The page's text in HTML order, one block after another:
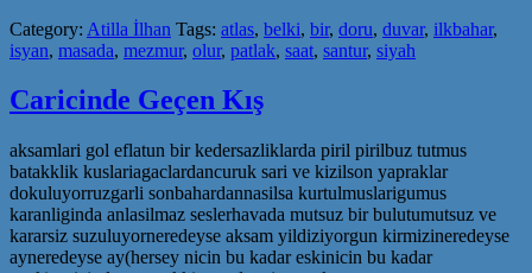
Category: Atilla İlhan Tags: atlas, belki, bir, doru, duvar, ilkbahar,
isyan, masada, mezmur, olur, patlak, saat, santur, siyah
Caricinde Geçen Kış
aksamlari gol eflatun bir kedersazliklarda piril pirilbuz tutmus
batakklik kuslariagaclardancuruk sari ve kizilson yapraklar
dokuluyorruzgarli sonbahardannasilsa kurtulmuslarigumus
karanliginda anlasilmaz seslerhavada mutsuz bir bulutumutsuz ve
kararsiz suzuluyorneredeyse aksam yildiziyorgun kirmizineredeyse
ayneredeyse ay(hersey nicin bu kadar eskinicin bu kadar